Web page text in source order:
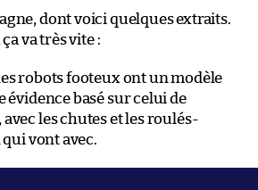
dont voici quelques extraits.
va très vite :
robots footeux ont un modèle
évidence basé sur celui de
les chutes et les roulés-
vont avec.